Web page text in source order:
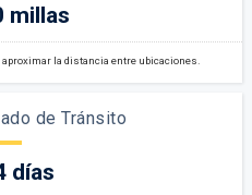
millas
la distancia entre ubicaciones.
de Tránsito
días